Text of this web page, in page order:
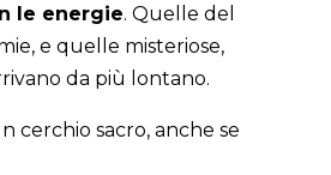
le energie. Quelle del
e quelle misteriose,
da più lontano.
cerchio sacro, anche se